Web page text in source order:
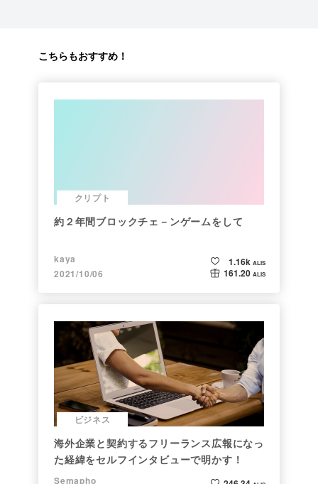
こちらもおすすめ！
クリプト
約２年間ブロックチェ－ンゲームをして
kaya
2021/10/06
1.16k ALIS
161.20 ALIS
ビジネス
海外企業と契約するフリーランス広報になっ
た経緯をセルフインタビューで明かす！
Semapho